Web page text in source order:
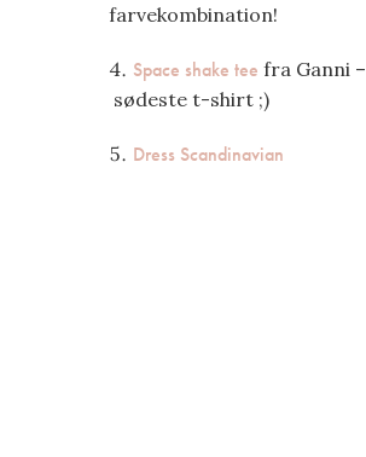
farvekombination!
Space shake tee fra Ganni –
sødeste t-shirt ;)
Dress Scandinavian